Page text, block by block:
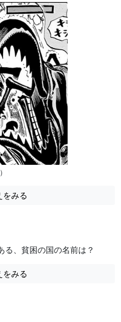
をみる
る、貧困の国の名前は？
をみる